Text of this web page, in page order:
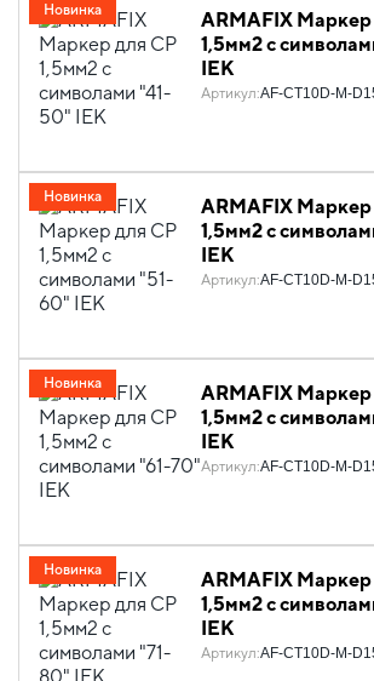
ARMAFIX Маркер
1,5мм2 с
IEK
Артикул:AF-CT10D-M-
Новинка
ARMAFIX Маркер
1,5мм2 с
IEK
Артикул:AF-CT10D-M-
Новинка
ARMAFIX Маркер
1,5мм2 с
IEK
Артикул:AF-CT10D-M-
Новинка
ARMAFIX Маркер
1,5мм2 с
IEK
Артикул:AF-CT10D-M-
Новинка